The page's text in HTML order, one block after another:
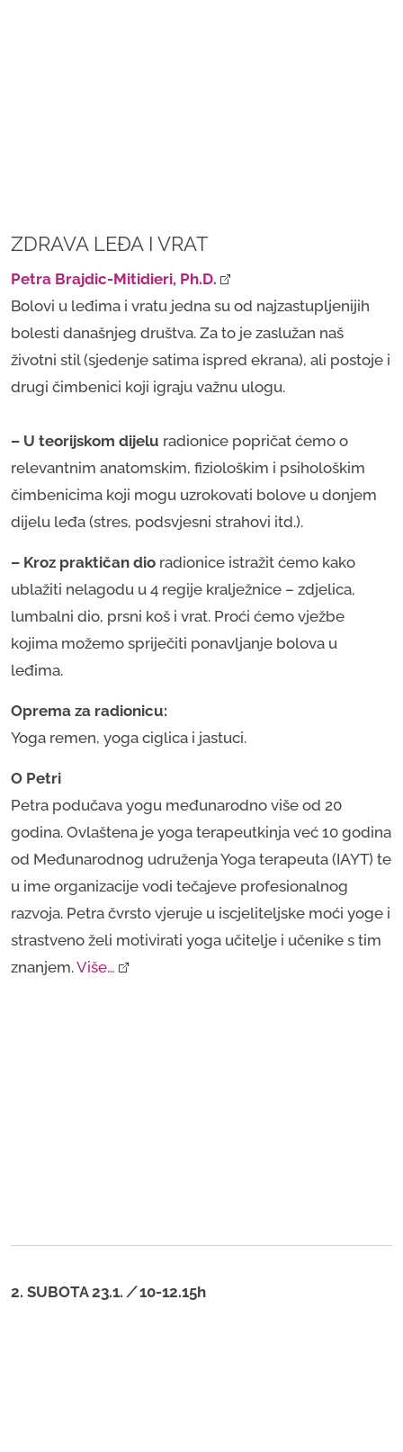
ZDRAVA LEĐA I VRAT
Petra Brajdic-Mitidieri, Ph.D.
Bolovi u leđima i vratu jedna su od najzastupljenijih
bolesti današnjeg društva. Za to je zaslužan naš
životni stil (sjedenje satima ispred ekrana), ali postoje i
drugi čimbenici koji igraju važnu ulogu.
– U teorijskom dijelu radionice popričat ćemo o
relevantnim anatomskim, fiziološkim i psihološkim
čimbenicima koji mogu uzrokovati bolove u donjem
dijelu leđa (stres, podsvjesni strahovi itd.).
– Kroz praktičan dio radionice istražit ćemo kako
ublažiti nelagodu u 4 regije kralježnice – zdjelica,
lumbalni dio, prsni koš i vrat. Proći ćemo vježbe
kojima možemo spriječiti ponavljanje bolova u
leđima.
​​Oprema za radionicu:
Yoga remen, yoga ciglica i jastuci.
O Petri
Petra podučava yogu međunarodno više od 20
godina. Ovlaštena je yoga terapeutkinja već 10 godina
od Međunarodnog udruženja Yoga terapeuta (IAYT) te
u ime organizacije vodi tečajeve profesionalnog
razvoja. Petra čvrsto vjeruje u iscjeliteljske moći yoge i
strastveno želi motivirati yoga učitelje i učenike s tim
znanjem.Više…
2. SUBOTA 23.1. /10-12.15h